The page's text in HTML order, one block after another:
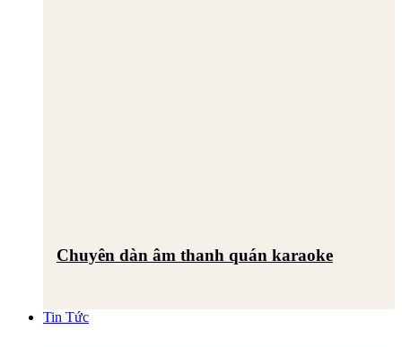
Chuyên dàn âm thanh quán karaoke
Tin Tức